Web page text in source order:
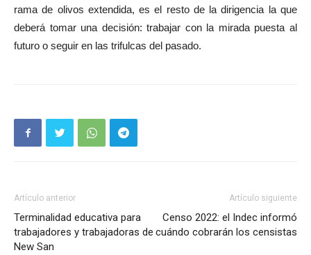
rama de olivos extendida, es el resto de la dirigencia la que
deberá tomar una decisión: trabajar con la mirada puesta al
futuro o seguir en las trifulcas del pasado.
Artículo anterior
Terminalidad educativa para
trabajadores y trabajadoras de
New San
Artículo siguiente
Censo 2022: el Indec informó
cuándo cobrarán los censistas